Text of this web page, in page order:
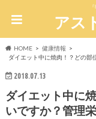
アス
HOME
健康情報
ダイエット中に焼肉！？どの部
2018.07.13
ダイエット中に
いですか？管理